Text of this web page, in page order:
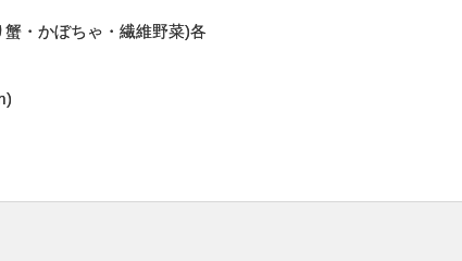
・かぼちゃ・繊維野菜)各